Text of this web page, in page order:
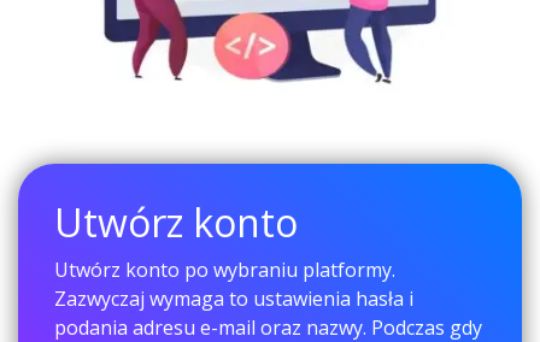
Utwórz konto
Utwórz konto po wybraniu platformy.
Zazwyczaj wymaga to ustawienia hasła i
podania adresu e-mail oraz nazwy. Podczas gdy